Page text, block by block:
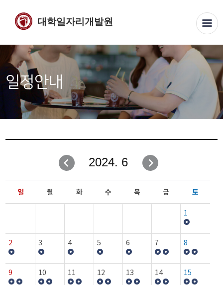
대학일자리개발원
일정안내
2024. 6
일 월 화 수 목 금 토
1
2 3 4 5 6 7 8
9 10 11 12 13 14 15